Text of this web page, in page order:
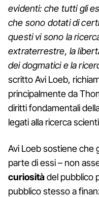
evidenti: che tutti gli
che sono dotati di
questi vi sono la
extraterrestre, la
dei dogmatici e la
scritto Avi Loeb,
principalmente da
diritti fondamentali
legati alla ricerca
Avi Loeb sostiene che
parte di essi – non
curiositàdel pubblico
pubblico stesso a